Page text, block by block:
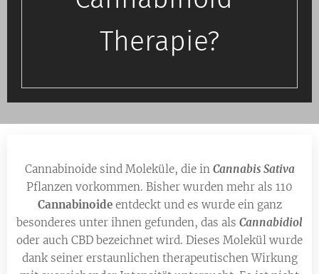
Therapie?
Cannabinoide sind Moleküle, die in Cannabis Sativa
Pflanzen vorkommen. Bisher wurden mehr als 110
Cannabinoideentdeckt und es wurde ein ganz
besonderes unter ihnen gefunden, das als Cannabidiol
oder auch CBD bezeichnet wird. Dieses Molekül wurde
dank seiner erstaunlichen therapeutischen Wirkung